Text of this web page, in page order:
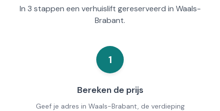
In 3 stappen een verhuislift gereserveerd in Waals-
Brabant.
1
Bereken de prijs
Geef je adres in Waals-Brabant, de verdieping